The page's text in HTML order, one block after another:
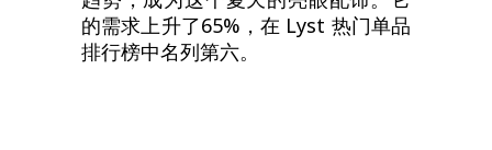
的需求上升了65%，在 Lyst 热门单品
排行榜中名列第六。